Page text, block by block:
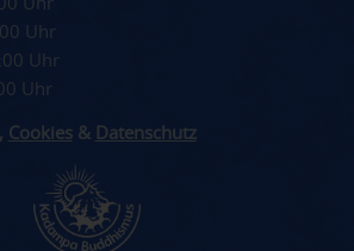
Uhr
Uhr
Uhr
Uhr
, Cookies& Datenschutz